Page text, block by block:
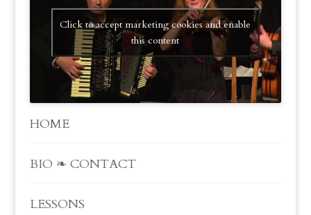
Click to accept marketing cookies and enable
this content
HOME
BIO ❧ CONTACT
LESSONS